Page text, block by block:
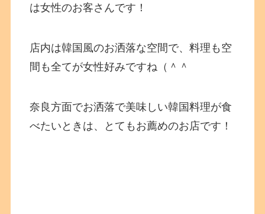
は女性のお客さんです！
店内は韓国風のお洒落な空間で、料理も空
間も全てが女性好みですね（＾＾
奈良方面でお洒落で美味しい韓国料理が食
べたいときは、とてもお薦めのお店です！